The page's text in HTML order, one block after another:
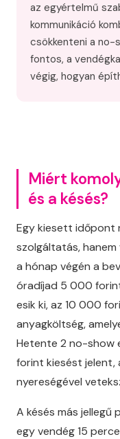
az egyértelmű
kommunikáció
csökkenteni a no-
fontos, a
végig, hogyan
Miért
és a késés?
Egy kiesett időpont
szolgáltatás,
a hónap végén a
óradíjad 5 000
esik ki, az 10 000
anyagköltség,
Hetente 2 no-show
forint kiesést jelent,
nyereségével
A késés más jellegű
egy vendég 15